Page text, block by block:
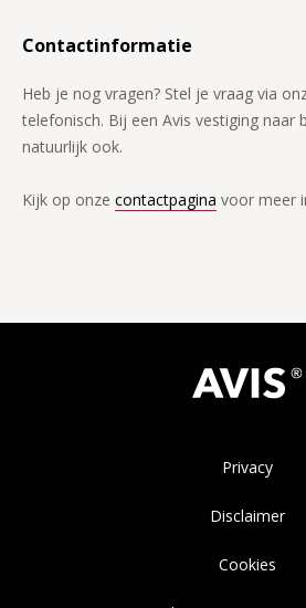
Contactinformatie
Heb je nog vragen? Stel je vraag via
telefonisch. Bij een Avis vestiging naar
natuurlijk ook.
Kijk op onze contactpagina voor meer
Privacy
Disclaimer
Cookies